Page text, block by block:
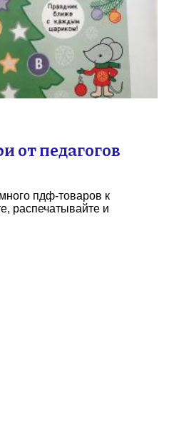
от педагогов
пдф-товаров к
распечатывайте и